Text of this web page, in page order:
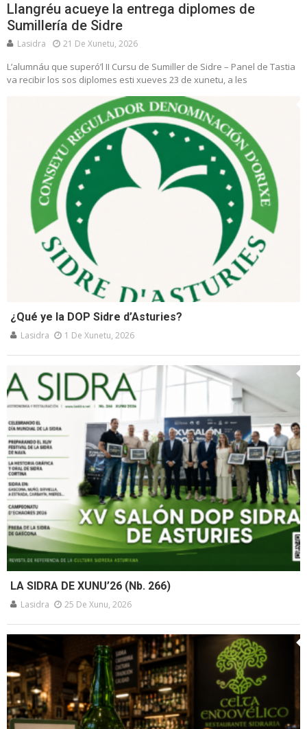
Llangréu acueye la entrega diplomes de
Sumillería de Sidre
Lasidra 21 De Xunetu, 2026
L’alumnáu que superó’l II Cursu de Sumiller de Sidre – Panel de Tastia
va recibir los sos diplomes esti xueves 23 de xunetu, a les
¿Qué ye la DOP Sidre d’Asturies?
Lasidra 1 De Xunetu, 2026
LA SIDRA DE XUNU’26 (Nb. 266)
Lasidra 25 De Xunu, 2026